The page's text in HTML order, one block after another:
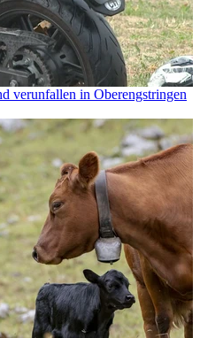
verunfallen in Oberengstringen